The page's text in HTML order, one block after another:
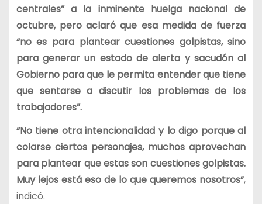
centrales” a la inminente huelga nacional de
octubre, pero aclaró que esa medida de fuerza
“no es para plantear cuestiones golpistas, sino
para generar un estado de alerta y sacudón al
Gobierno para que le permita entender que tiene
que sentarse a discutir los problemas de los
trabajadores”.
“No tiene otra intencionalidad y lo digo porque al
colarse ciertos personajes, muchos aprovechan
para plantear que estas son cuestiones golpistas.
Muy lejos está eso de lo que queremos nosotros”,
indicó.